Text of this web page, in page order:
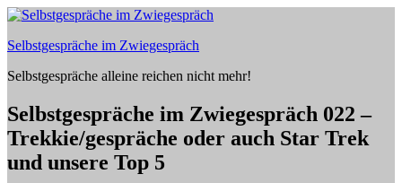
Zum
springen
Selbstgespräche im Zwiegespräch
Selbstgespräche alleine reichen nicht mehr!
Selbstgespräche im Zwiegespräch 022 –
Trekkie/gespräche oder auch Star Trek
und unsere Top 5